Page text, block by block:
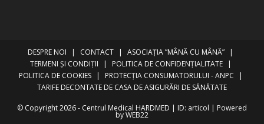
DESPRE NOI CONTACT
ASOCIAȚIA ”MÂNĂ CU MÂNĂ”
TERMENI ȘI CONDIȚII
POLITICA DE CONFIDENȚIALITATE
POLITICA DE COOKIES
PROTECȚIA CONSUMATORULUI - ANPC
TARIFE DECONTATE DE CASA DE ASIGURĂRI DE SĂNĂTATE
© Copyright 2026 - Centrul Medical HARDMED | ID: articol | Powered
byWEB22